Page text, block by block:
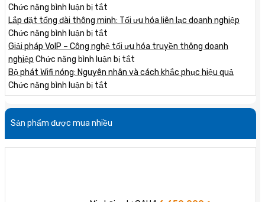
bị
mạng
Grandstream:
lợi
ích
cho
doanh
nghiệp
Chức năng bình luận bị tắt
Bridge
Router:
sự
khác
giữa
hai
thiết
bị
mạng
Lắp đặt tổng đài thông minh: Tối ưu hóa liên lạc doanh nghiệp
Chức năng bình luận bị tắt
Lắp
đặt
tổng
thông
minh:
Tối
ưu
hóa
Giải pháp VoIP – Công nghệ tối ưu hóa truyền thông doanh
nghiệp Chức năng bình luận bị tắt
Giải
VoIP
–
nghệ
tối
Bộ phát Wifi nóng: Nguyên nhân và cách khắc phục hiệu quả
Chức năng bình luận bị tắt
Bộ
phát
Wifi
nóng:
Nguyên
Sản phẩm được mua nhiều